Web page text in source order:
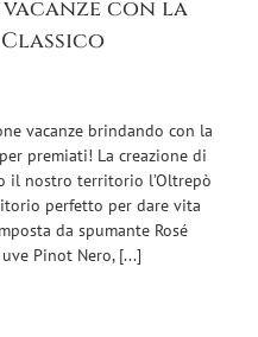
con la
vacanze brindando con la
premiati! La creazione di
il nostro territorio l’Oltrepò
perfetto per dare vita
da spumante Rosé
Pinot Nero, [...]